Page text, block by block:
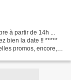
à partir de 14h ...
bien la date !! *****
promos, encore,